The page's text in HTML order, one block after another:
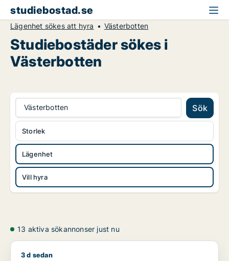
studiebostad.se
Lägenhet sökes att hyra Västerbotten
Studiebostäder sökes i
Västerbotten
Västerbotten Sök
Lägenhet
Vill hyra
Storlek
13 aktiva sökannonser just nu
Sven söker lägenhet att hyra i Umeå
3 d sedan